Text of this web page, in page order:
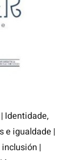
| Identidade,
e igualdade |
|